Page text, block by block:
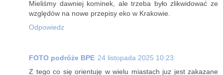
Mieliśmy dawniej kominek, ale trzeba było zlikwidować ze
względów na nowe przepisy eko w Krakowie.
Odpowiedz
FOTO podróże BPE 24 listopada 2025 10:23
Z tego co się orientuję w wielu miastach juz jest zakazane